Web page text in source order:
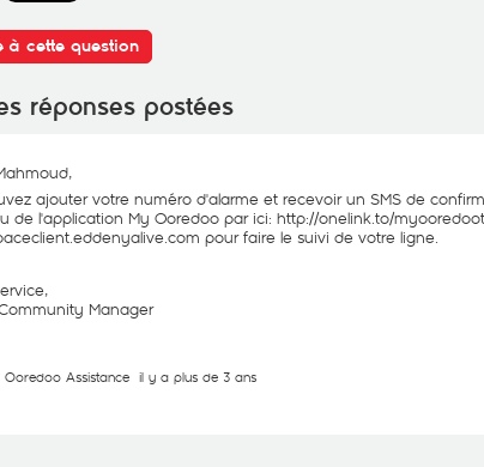
à cette question
réponses postées
ajouter votre numéro d'alarme et recevoir un SMS de
de l'application My Ooredoo par ici: http://onelink.to/
pour faire le suivi de votre ligne.
Manager
Ooredoo Assistance il y a plus de 3 ans